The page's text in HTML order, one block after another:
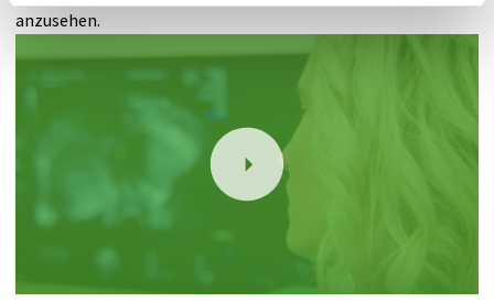
anzusehen.